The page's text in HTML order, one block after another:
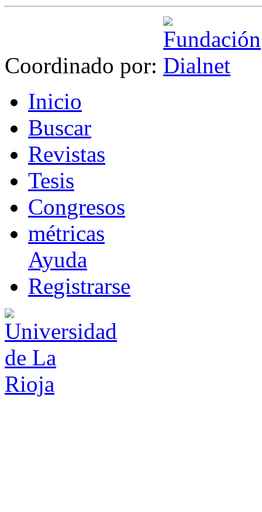
Coordinado por:
Inicio
Buscar
Revistas
Tesis
Congresos
métricas
Ayuda
Registrarse